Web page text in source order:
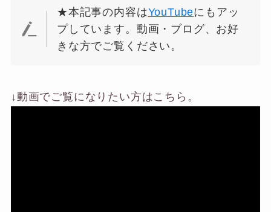
★本記事の内容はYouTubeにもアッ
プしています。動画・ブログ、お好
きな方でご覧ください。
↓動画でご覧になりたい方はこちら。